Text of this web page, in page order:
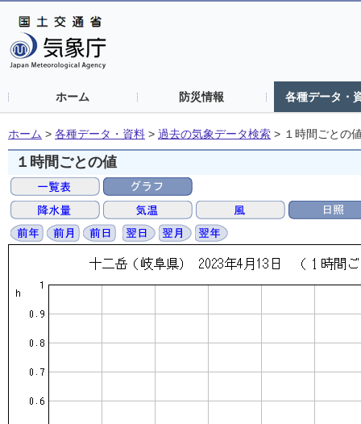
ホーム 防災情報 各種データ・
ホーム > 各種データ・資料 > 過去の気象データ検索 > １時間ごとの
１時間ごとの値